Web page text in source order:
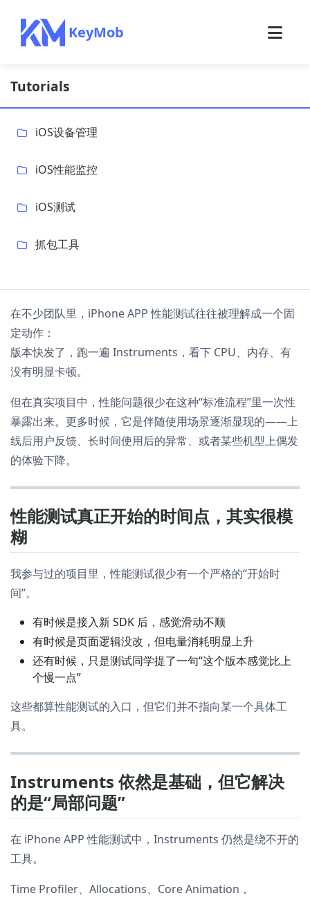
KeyMob
Tutorials
iOS设备管理
iOS性能监控
iOS测试
抓包工具
在不少团队里，iPhone APP 性能测试往往被理解成一个固
定动作：
版本快发了，跑一遍 Instruments，看下 CPU、内存、有
没有明显卡顿。
但在真实项目中，性能问题很少在这种“标准流程”里一次性
暴露出来。更多时候，它是伴随使用场景逐渐显现的——上
线后用户反馈、长时间使用后的异常、或者某些机型上偶发
的体验下降。
性能测试真正开始的时间点，其实很模
糊
我参与过的项目里，性能测试很少有一个严格的“开始时
间”。
有时候是接入新 SDK 后，感觉滑动不顺
有时候是页面逻辑没改，但电量消耗明显上升
还有时候，只是测试同学提了一句“这个版本感觉比上
个慢一点”
这些都算性能测试的入口，但它们并不指向某一个具体工
具。
Instruments 依然是基础，但它解决
的是“局部问题”
在 iPhone APP 性能测试中，Instruments 仍然是绕不开的
工具。
Time Profiler、Allocations、Core Animation，